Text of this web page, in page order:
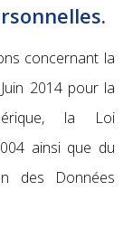
concernant la
2014 pour la
la Loi
ainsi que du
des Données